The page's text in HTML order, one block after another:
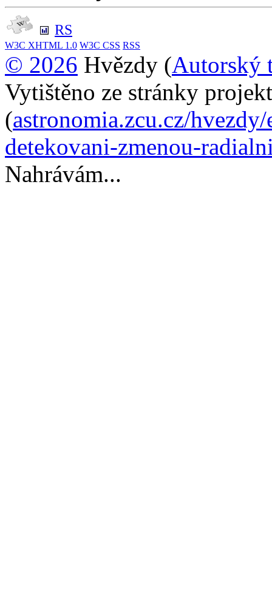
RS
W3C XHTML 1.0 W3C CSS RSS
© 2026 Hvězdy (Autorský
Vytištěno ze stránky
(astronomia.zcu.cz/
detekovani-zmenou-
Nahrávám...